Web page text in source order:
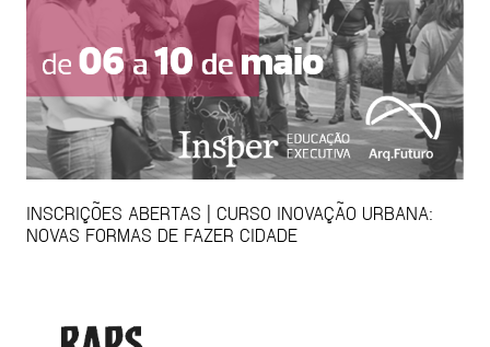
INSCRIÇÕES ABERTAS | CURSO INOVAÇÃO URBANA:
NOVAS FORMAS DE FAZER CIDADE